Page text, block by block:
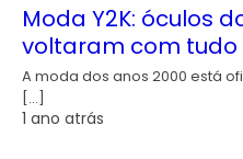
Moda Y2K: óculos
voltaram com tudo
A moda dos anos 2000 está
[…]
1 ano atrás